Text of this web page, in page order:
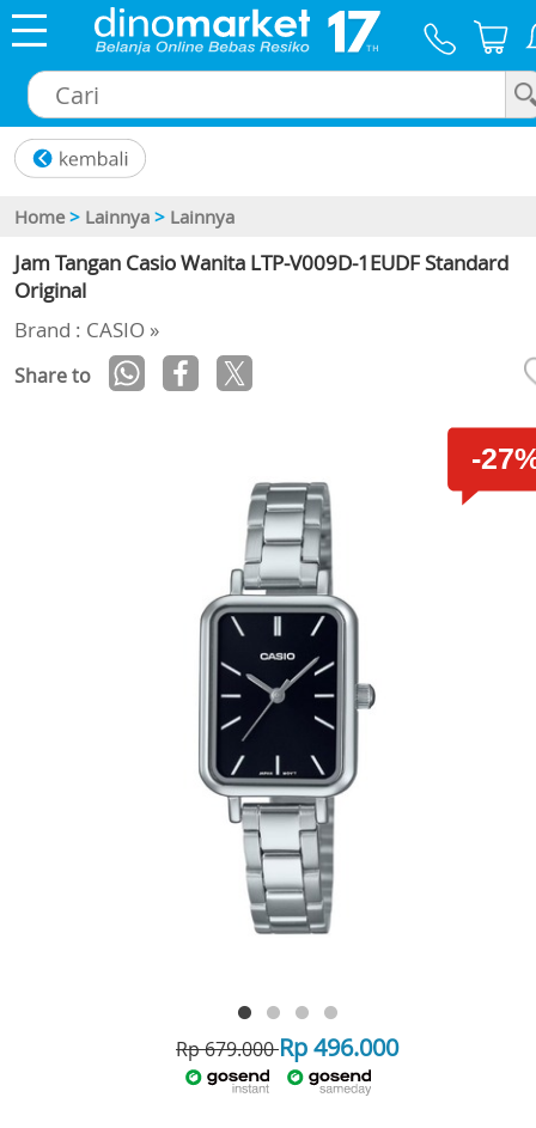
Home > Lainnya > Lainnya
Jam Tangan Casio Wanita LTP-V009D-1EUDF Standard
Original
Brand : CASIO »
Share to
-
Rp 679.000Rp 496.000